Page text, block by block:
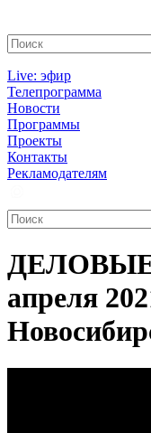
Live: эфир
Телепрограмма
Новости
Программы
Проекты
Контакты
Рекламодателям
апреля